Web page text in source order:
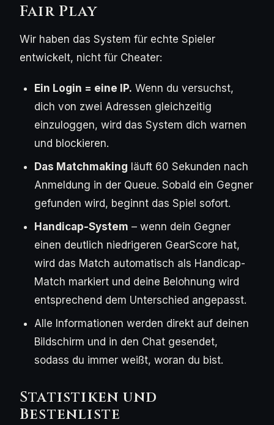
Fair Play
Wir haben das System für echte Spieler
entwickelt, nicht für Cheater:
Ein Login = eine IP. Wenn du versuchst,
dich von zwei Adressen gleichzeitig
einzuloggen, wird das System dich warnen
und blockieren.
Das Matchmaking läuft 60 Sekunden nach
Anmeldung in der Queue. Sobald ein Gegner
gefunden wird, beginnt das Spiel sofort.
Handicap-System – wenn dein Gegner
einen deutlich niedrigeren GearScore hat,
wird das Match automatisch als Handicap-
Match markiert und deine Belohnung wird
entsprechend dem Unterschied angepasst.
Alle Informationen werden direkt auf deinen
Bildschirm und in den Chat gesendet,
sodass du immer weißt, woran du bist.
Statistiken und
Bestenliste